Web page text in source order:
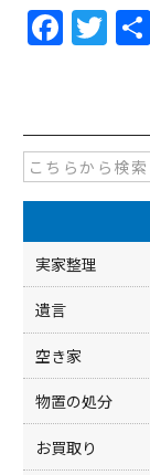
F
a
e
b
o
o
k
T
w
er
実家整理
遺言
空き家
物置の処分
お買取り